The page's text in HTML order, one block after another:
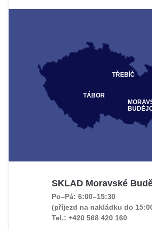
TÁBOR
TŘEBÍČ
SKLAD Moravské
Po–Pá: 6:00–15:30
(příjezd na nakládku do
Tel.: +420 568 420 160